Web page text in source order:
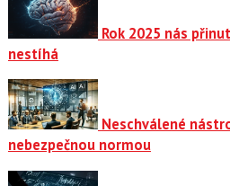
Rok 2025 nás
nestíhá
Neschválené
nebezpečnou normou